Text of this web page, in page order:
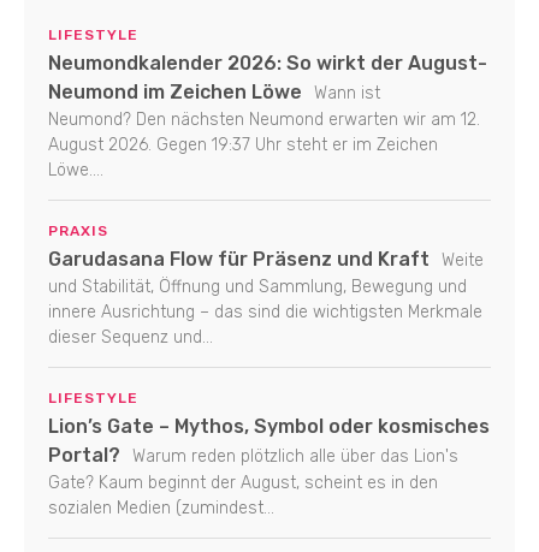
LIFESTYLE
Neumondkalender 2026: So wirkt der August-
Neumond im Zeichen Löwe
Wann ist
Neumond? Den nächsten Neumond erwarten wir am 12.
August 2026. Gegen 19:37 Uhr steht er im Zeichen
Löwe....
PRAXIS
Garudasana Flow für Präsenz und Kraft
Weite
und Stabilität, Öffnung und Sammlung, Bewegung und
innere Ausrichtung – das sind die wichtigsten Merkmale
dieser Sequenz und...
LIFESTYLE
Lion’s Gate – Mythos, Symbol oder kosmisches
Portal?
Warum reden plötzlich alle über das Lion's
Gate? Kaum beginnt der August, scheint es in den
sozialen Medien (zumindest...